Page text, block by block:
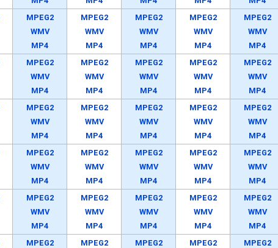
MPEG2
WMV
MP4
MPEG2
WMV
MP4
MPEG2
WMV
MP4
MPEG2
WMV
MP4
MPEG2
WMV
MP4
MPEG2
WMV
MP4
MPEG2
WMV
MP4
MPEG2
WMV
MP4
MPEG2
WMV
MP4
MPEG2
WMV
MP4
MPEG2
WMV
MP4
MPEG2
WMV
MP4
MPEG2
WMV
MP4
MPEG2
WMV
MP4
MPEG2
WMV
MP4
MPEG2
WMV
MP4
MPEG2
WMV
MP4
MPEG2
WMV
MP4
MPEG2
WMV
MP4
MPEG2
WMV
MP4
MPEG2
WMV
MP4
MPEG2
WMV
MP4
MPEG2
WMV
MP4
MPEG2
WMV
MP4
MPEG2
WMV
MP4
MPEG2 MPEG2 MPEG2 MPEG2 MPEG2